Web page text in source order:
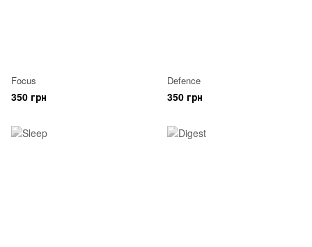
Focus
350 грн
Defence
350 грн